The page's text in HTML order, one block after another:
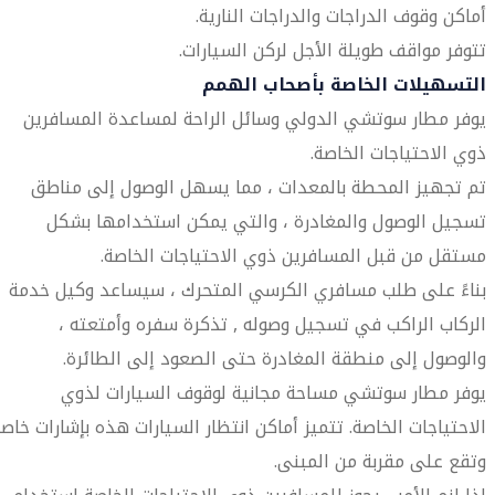
أماكن وقوف الدراجات والدراجات النارية.
تتوفر مواقف طويلة الأجل لركن السيارات.
التسهيلات الخاصة بأصحاب الهمم
يوفر مطار سوتشي الدولي وسائل الراحة لمساعدة المسافرين
ذوي الاحتياجات الخاصة.
تم تجهيز المحطة بالمعدات ، مما يسهل الوصول إلى مناطق
تسجيل الوصول والمغادرة ، والتي يمكن استخدامها بشكل
مستقل من قبل المسافرين ذوي الاحتياجات الخاصة.
بناءً على طلب مسافري الكرسي المتحرك ، سيساعد وكيل خدمة
الركاب الراكب في تسجيل وصوله , تذكرة سفره وأمتعته ،
والوصول إلى منطقة المغادرة حتى الصعود إلى الطائرة.
يوفر مطار سوتشي مساحة مجانية لوقوف السيارات لذوي
الاحتياجات الخاصة. تتميز أماكن انتظار السيارات هذه بإشارات
وتقع على مقربة من المبنى.